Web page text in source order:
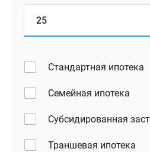
Стандартная ипотека
Семейная ипотека
Субсидированная
Траншевая ипотека